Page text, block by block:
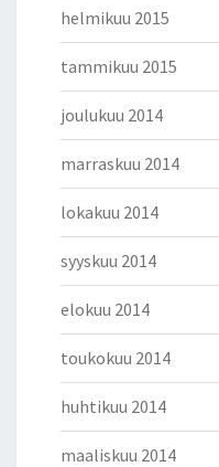
helmikuu 2015
tammikuu 2015
joulukuu 2014
marraskuu 2014
lokakuu 2014
syyskuu 2014
elokuu 2014
toukokuu 2014
huhtikuu 2014
maaliskuu 2014